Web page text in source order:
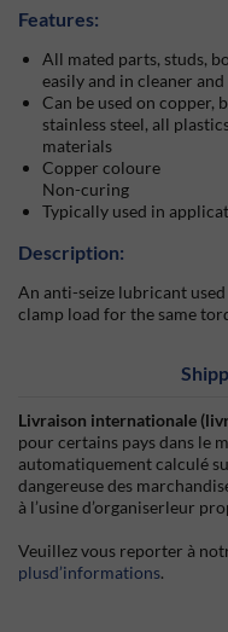
Features:
All mated parts, studs,
easily and in cleaner
Can be used on copper,
stainless steel, all
materials
Copper coloure
Non-curing
Typically used in
Description:
An anti-seize lubricant
clamp load for the same
Livraison internationale
pour certains pays dans le
automatiquement calculé
dangereuse des
à l’usine d’organiserleur
Veuillez vous reporter à
plusd’informations.